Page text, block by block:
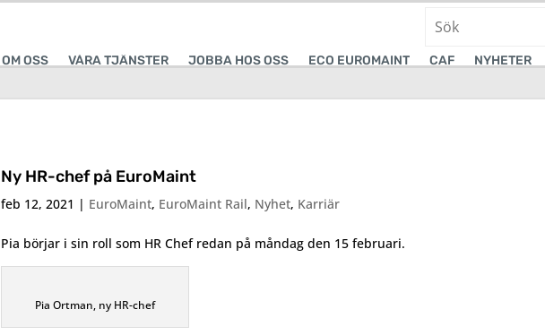
OM OSS VÅRA TJÄNSTER JOBBA HOS OSS ECO EUROMAINT CAF NYHETER
Ny HR-chef på EuroMaint
feb 12, 2021 | EuroMaint, EuroMaint Rail, Nyhet, Karriär
Pia börjar i sin roll som HR Chef redan på måndag den 15 februari.
Pia Ortman, ny HR-chef